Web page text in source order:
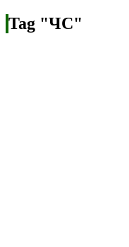
Tag "ЧС"